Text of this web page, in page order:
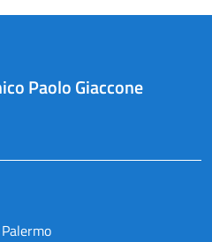
Paolo Giaccone